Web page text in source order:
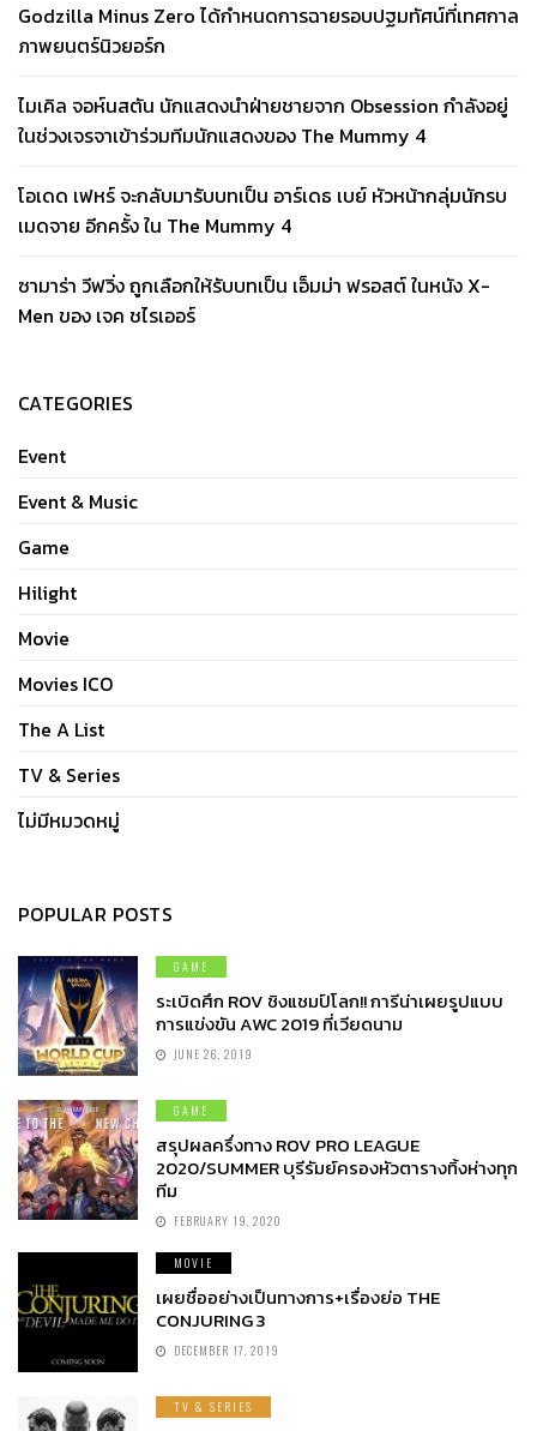
Godzilla Minus Zero ได้กำหนดการฉายรอบปฐมทัศน์ที่เทศกาล
ภาพยนตร์นิวยอร์ก
ไมเคิล จอห์นสตัน นักแสดงนำฝ่ายชายจาก Obsession กำลังอยู่
ในช่วงเจรจาเข้าร่วมทีมนักแสดงของ The Mummy 4
โอเดด เฟหร์ จะกลับมารับบทเป็น อาร์เดธ เบย์ หัวหน้ากลุ่มนักรบ
เมดจาย อีกครั้ง ใน The Mummy 4
ซามาร่า วีฟวิ่ง ถูกเลือกให้รับบทเป็น เอ็มม่า ฟรอสต์ ในหนัง X-
Men ของ เจค ชไรเออร์
CATEGORIES
Event
Event & Music
Game
Hilight
Movie
Movies ICO
The A List
TV & Series
ไม่มีหมวดหมู่
POPULAR POSTS
GAME
ระเบิดศึก ROV ชิงแชมป์โลก!! การีน่าเผยรูปแบบ
การแข่งขัน AWC 2019 ที่เวียดนาม
JUNE 26, 2019
GAME
สรุปผลครึ่งทาง ROV PRO LEAGUE
2020/SUMMER บุรีรัมย์ครองหัวตารางทิ้งห่างทุก
ทีม
FEBRUARY 19, 2020
MOVIE
เผยชื่ออย่างเป็นทางการ+เรื่องย่อ THE
CONJURING 3
DECEMBER 17, 2019
TV & SERIES